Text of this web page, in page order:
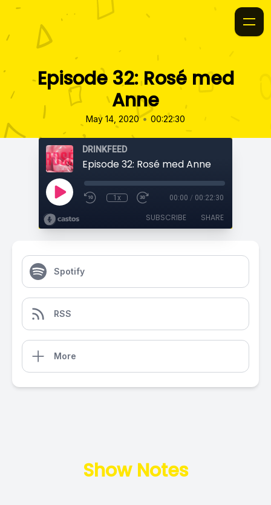
Episode 32: Rosé med
Anne
May 14, 2020 • 00:22:30
DRINKFEED
Episode 32: Rosé med Anne
1x 00:00 / 00:22:30
SUBSCRIBE SHARE
Spotify
RSS
More
Show Notes